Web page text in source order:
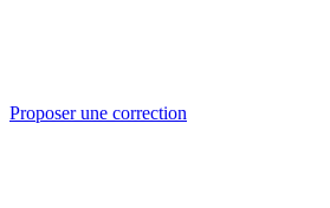
Proposer une correction